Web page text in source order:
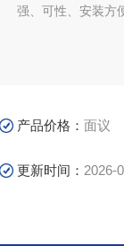
强、可性、安装方
产品价格：面议
更新时间： 2026-